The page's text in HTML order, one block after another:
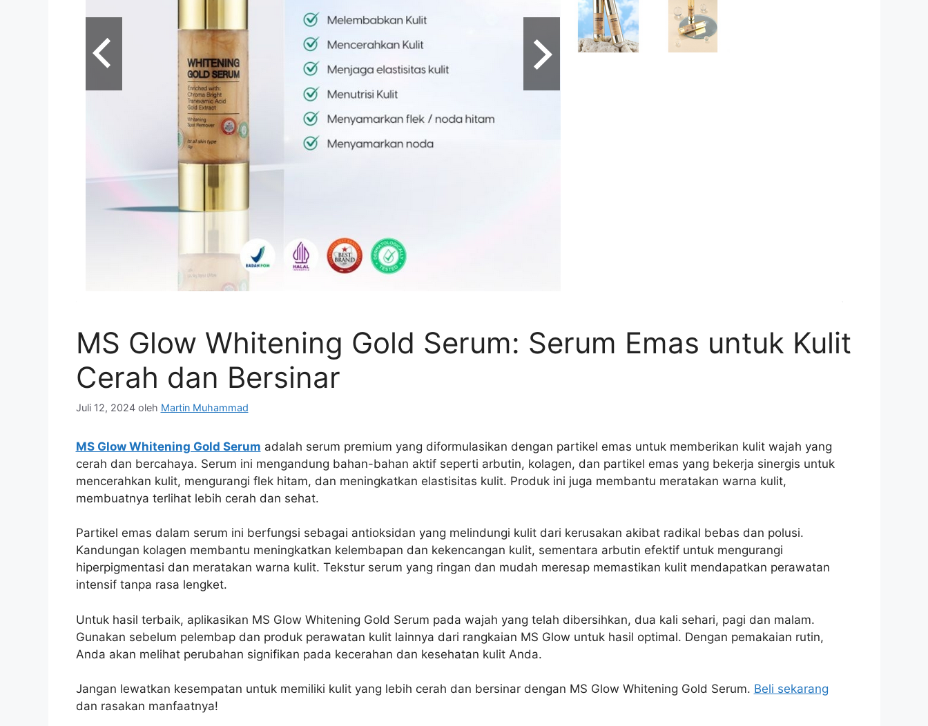
MS Glow Whitening Gold Serum: Serum Emas untuk Kulit
Cerah dan Bersinar
Juli 12, 2024 oleh Martin Muhammad
MS Glow Whitening Gold Serum adalah serum premium yang diformulasikan dengan partikel emas untuk memberikan kulit wajah yang
cerah dan bercahaya. Serum ini mengandung bahan-bahan aktif seperti arbutin, kolagen, dan partikel emas yang bekerja sinergis untuk
mencerahkan kulit, mengurangi flek hitam, dan meningkatkan elastisitas kulit. Produk ini juga membantu meratakan warna kulit,
membuatnya terlihat lebih cerah dan sehat.
Partikel emas dalam serum ini berfungsi sebagai antioksidan yang melindungi kulit dari kerusakan akibat radikal bebas dan polusi.
Kandungan kolagen membantu meningkatkan kelembapan dan kekencangan kulit, sementara arbutin efektif untuk mengurangi
hiperpigmentasi dan meratakan warna kulit. Tekstur serum yang ringan dan mudah meresap memastikan kulit mendapatkan perawatan
intensif tanpa rasa lengket.
Untuk hasil terbaik, aplikasikan MS Glow Whitening Gold Serum pada wajah yang telah dibersihkan, dua kali sehari, pagi dan malam.
Gunakan sebelum pelembap dan produk perawatan kulit lainnya dari rangkaian MS Glow untuk hasil optimal. Dengan pemakaian rutin,
Anda akan melihat perubahan signifikan pada kecerahan dan kesehatan kulit Anda.
Jangan lewatkan kesempatan untuk memiliki kulit yang lebih cerah dan bersinar dengan MS Glow Whitening Gold Serum. Beli sekarang
dan rasakan manfaatnya!